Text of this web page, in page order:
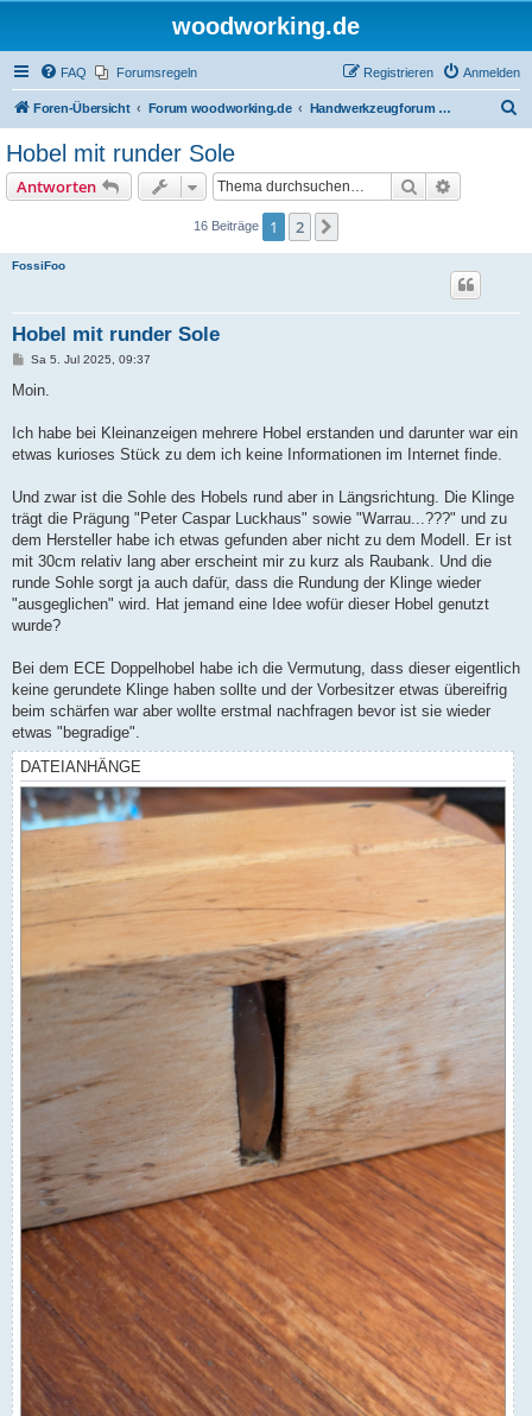
woodworking.de
FAQ Forumsregeln Anmelden
Registrieren
Foren-Übersicht Forum woodworking.de Handwerkzeugforum - das leise Forum
Hobel mit runder Sole
Antworten Suche
16 Beiträge 1 2
FossiFoo
Hobel mit runder Sole
B
i
a
Sa 5. Jul 2025, 09:37
Moin.
Ich habe bei Kleinanzeigen mehrere Hobel erstanden und darunter war ein
etwas kurioses Stück zu dem ich keine Informationen im Internet finde.
Und zwar ist die Sohle des Hobels rund aber in Längsrichtung. Die Klinge
trägt die Prägung "Peter Caspar Luckhaus" sowie "Warrau...???" und zu
dem Hersteller habe ich etwas gefunden aber nicht zu dem Modell. Er ist
mit 30cm relativ lang aber erscheint mir zu kurz als Raubank. Und die
runde Sohle sorgt ja auch dafür, dass die Rundung der Klinge wieder
"ausgeglichen" wird. Hat jemand eine Idee wofür dieser Hobel genutzt
wurde?
Bei dem ECE Doppelhobel habe ich die Vermutung, dass dieser eigentlich
keine gerundete Klinge haben sollte und der Vorbesitzer etwas übereifrig
beim schärfen war aber wollte erstmal nachfragen bevor ist sie wieder
etwas "begradige".
DATEIANHÄNGE